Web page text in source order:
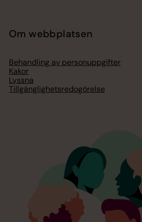
Om webbplatsen
Behandling av personuppgifter
Kakor
Lyssna
Tillgänglighetsredogörelse